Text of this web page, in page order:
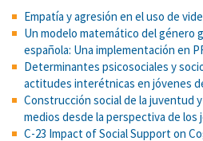
Empatía y agresión en el uso de
Un modelo matemático del género
española: Una implementación en
Determinantes psicosociales y
actitudes interétnicas en jóvenes
Construcción social de la juventud
medios desde la perspectiva de los
C-23 Impact of Social Support on